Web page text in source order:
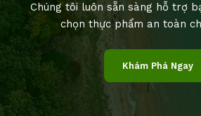
Chúng tôi luôn sẵn sàng hỗ trợ
chọn thực phẩm an toàn
Khám Phá Ngay